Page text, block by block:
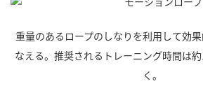
重量のあるロープのしなりを利用して効
なえる。推奨されるトレーニング時間は
く。